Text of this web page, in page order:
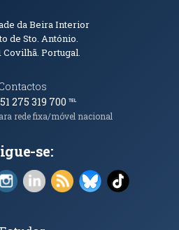
Contacto
da Beira Interior
de Sto. António.
Covilhã. Portugal.
275 319 700℡
rede fixa/móvel nacional
se:
em nova janela)
nova janela)
(abre em nova janela)
Instagram (abre em nova janela)
LinkedIn (abre em nova
RSS (abre em nova
Bluesky (abre
TikTok